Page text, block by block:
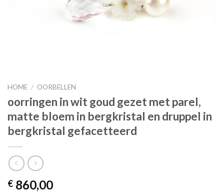
HOME / OORBELLEN
oorringen in wit goud gezet met parel,
matte bloem in bergkristal en druppel in
bergkristal gefacetteerd
€ 860,00